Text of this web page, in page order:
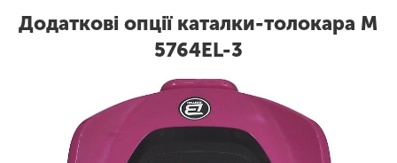
Додаткові опції каталки-толокара M
5764EL-3